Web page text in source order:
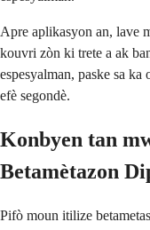
Apre aplikasyon an, lave
kouvri zòn ki trete a ak
espesyalman, paske sa
efè segondè.
Konbyen tan
Betamètazon
Pifò moun itilize